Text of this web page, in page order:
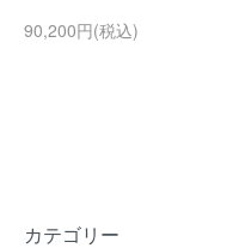
90,200円(税込)
カテゴリー